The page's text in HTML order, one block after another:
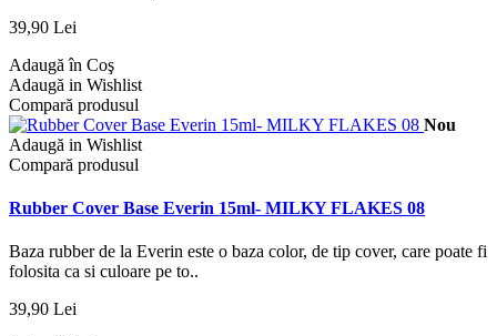
39,90 Lei
Adaugă în Coş
Adaugă in Wishlist
Compară produsul
Nou
Adaugă in Wishlist
Compară produsul
Rubber Cover Base Everin 15ml- MILKY FLAKES 08
Baza rubber de la Everin este o baza color, de tip cover, care poate fi
folosita ca si culoare pe to..
39,90 Lei